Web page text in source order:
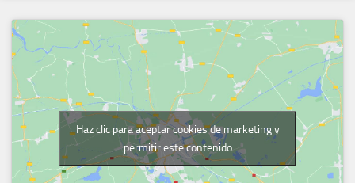
Haz clic para aceptar cookies de marketing y
permitir este contenido